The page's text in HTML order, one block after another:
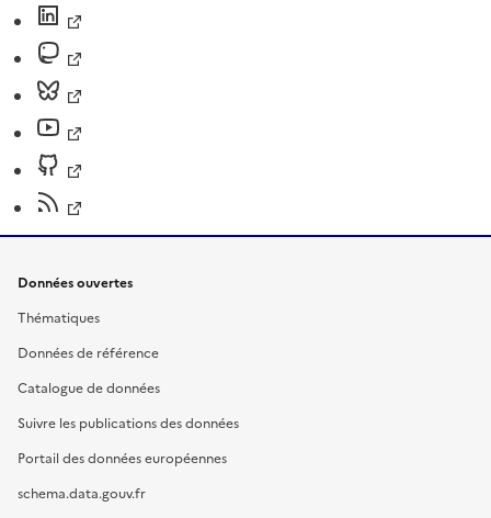
Données ouvertes
Thématiques
Données de référence
Catalogue de données
Suivre les publications des données
Portail des données européennes
schema.data.gouv.fr